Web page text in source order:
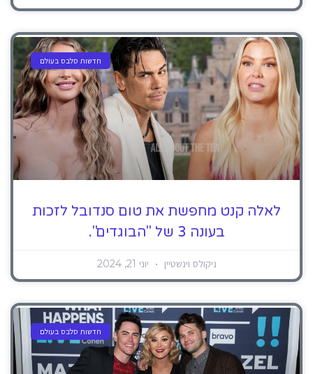
חדשות סלבס בעולם
לאלה קנט מחפשת את טום סנדובל לזכות
בעונה 3 של "הבוגדים".
ניקולס וינשטיין יוני 21, 2024
חדשות סלבס בעולם